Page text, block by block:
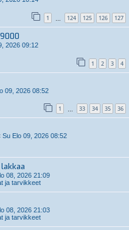
1 124 125 126 127
2026 09:12
1 2 3 4
09, 2026 08:52
1 33 34 35 36
Su Elo 09, 2026 08:52
08, 2026 21:09
ja tarvikkeet
08, 2026 21:03
ja tarvikkeet